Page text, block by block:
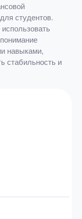
студентов.
навыками,
стабильность и